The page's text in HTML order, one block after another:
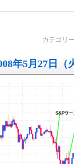
カテゴリ
年5月27日（